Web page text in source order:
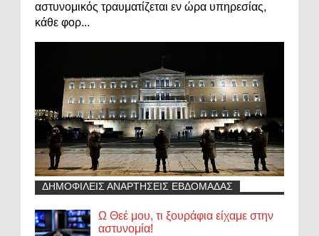
αστυνομικός τραυματίζεται εν ώρα υπηρεσίας,
κάθε φορ...
ΔΗΜΟΦΙΛΕΙΣ ΑΝΑΡΤΗΣΕΙΣ ΕΒΔΟΜΑΔΑΣ
Ω Θεέ μου, τι ξουράφια είχαμε στην
αστυνομία!